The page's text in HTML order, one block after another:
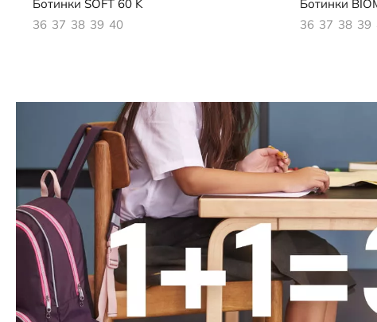
Ботинки SOFT 60 K
36 37 38 39 40
Ботинки
36 37 38 39